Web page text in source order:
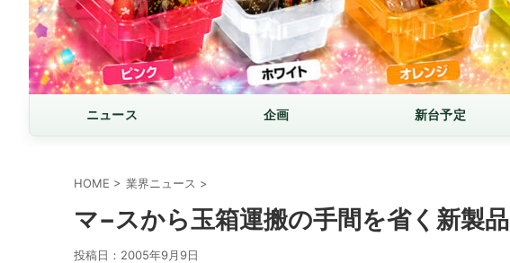
ニュース 企画 新台予定
HOME > 業界ニュース >
マ−スから玉箱運搬の手間を省く新製品
投稿日： 2005年9月9日